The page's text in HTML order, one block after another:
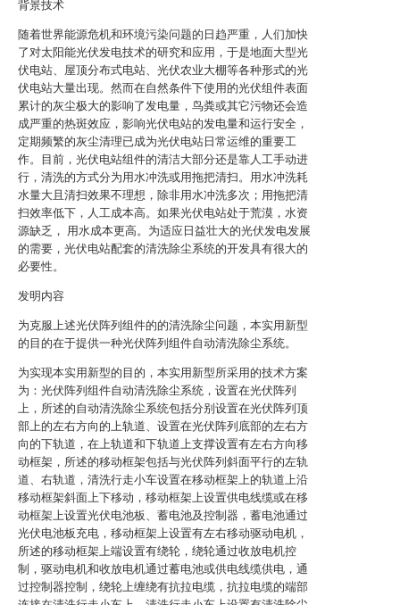
背景技术
随着世界能源危机和环境污染问题的日趋严重，人们加快
了对太阳能光伏发电技术的研究和应用，于是地面大型光
伏电站、屋顶分布式电站、光伏农业大棚等各种形式的光
伏电站大量出现。然而在自然条件下使用的光伏组件表面
累计的灰尘极大的影响了发电量，鸟粪或其它污物还会造
成严重的热斑效应，影响光伏电站的发电量和运行安全，
定期频繁的灰尘清理已成为光伏电站日常运维的重要工
作。目前，光伏电站组件的清洁大部分还是靠人工手动进
行，清洗的方式分为用水冲洗或用拖把清扫。用水冲洗耗
水量大且清扫效果不理想，除非用水冲洗多次；用拖把清
扫效率低下，人工成本高。如果光伏电站处于荒漠，水资
源缺乏， 用水成本更高。为适应日益壮大的光伏发电发展
的需要，光伏电站配套的清洗除尘系统的开发具有很大的
必要性。
发明内容
为克服上述光伏阵列组件的的清洗除尘问题，本实用新型
的目的在于提供一种光伏阵列组件自动清洗除尘系统。
为实现本实用新型的目的，本实用新型所采用的技术方案
为：光伏阵列组件自动清洗除尘系统，设置在光伏阵列
上，所述的自动清洗除尘系统包括分别设置在光伏阵列顶
部上的左右方向的上轨道、设置在光伏阵列底部的左右方
向的下轨道，在上轨道和下轨道上支撑设置有左右方向移
动框架，所述的移动框架包括与光伏阵列斜面平行的左轨
道、右轨道，清洗行走小车设置在移动框架上的轨道上沿
移动框架斜面上下移动，移动框架上设置供电线缆或在移
动框架上设置光伏电池板、蓄电池及控制器，蓄电池通过
光伏电池板充电，移动框架上设置有左右移动驱动电机，
所述的移动框架上端设置有绕轮，绕轮通过收放电机控
制，驱动电机和收放电机通过蓄电池或供电线缆供电，通
过控制器控制，绕轮上缠绕有抗拉电缆，抗拉电缆的端部